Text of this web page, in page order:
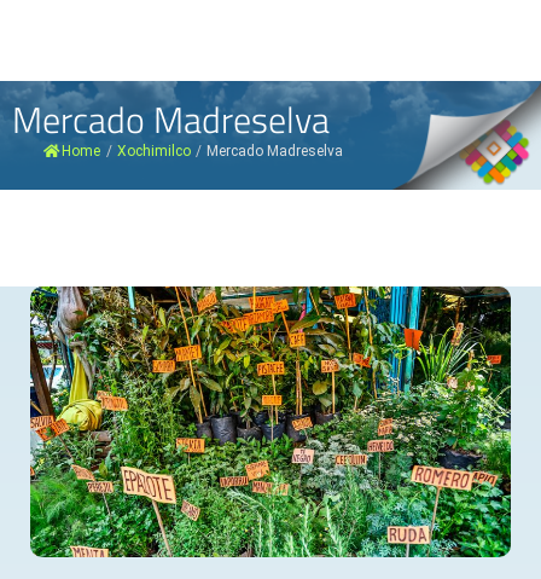
Mercado Madreselva
Home / Xochimilco / Mercado Madreselva